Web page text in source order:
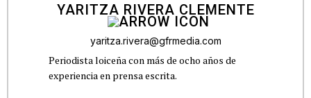
YARITZA RIVERA CLEMENTE
yaritza.rivera@gfrmedia.com
Periodista loiceña con más de ocho años de
experiencia en prensa escrita.